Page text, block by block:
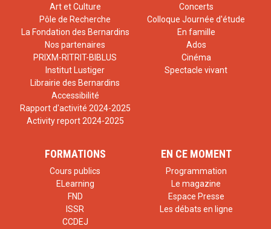
Art et Culture
Pôle de Recherche
La Fondation des Bernardins
Nos partenaires
PRIXM-RITRIT-BIBLUS
Institut Lustiger
Librairie des Bernardins
Accessibilité
Rapport d'activité 2024-2025
Activity report 2024-2025
Concerts
Colloque Journée d'étude
En famille
Ados
Cinéma
Spectacle vivant
FORMATIONS
Cours publics
ELearning
FND
ISSR
CCDEJ
EN CE MOMENT
Programmation
Le magazine
Espace Presse
Les débats en ligne